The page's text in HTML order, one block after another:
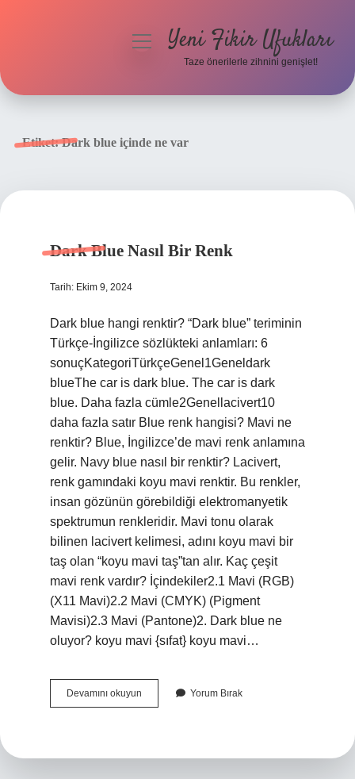
menüyüYeni Fikir Ufukları
Taze önerilerle zihnini genişlet!
Etiket:Dark blue içinde ne var
Dark Blue Nasıl Bir Renk
Tarih: Ekim 9, 2024
Dark blue hangi renktir? “Dark blue” teriminin
Türkçe-İngilizce sözlükteki anlamları: 6
sonuçKategoriTürkçeGenel1Geneldark
blueThe car is dark blue. The car is dark
blue. Daha fazla cümle2Genellacivert10
daha fazla satır Blue renk hangisi? Mavi ne
renktir? Blue, İngilizce’de mavi renk anlamına
gelir. Navy blue nasıl bir renktir? Lacivert,
renk gamındaki koyu mavi renktir. Bu renkler,
insan gözünün görebildiği elektromanyetik
spektrumun renkleridir. Mavi tonu olarak
bilinen lacivert kelimesi, adını koyu mavi bir
taş olan “koyu mavi taş”tan alır. Kaç çeşit
mavi renk vardır? İçindekiler2.1 Mavi (RGB)
(X11 Mavi)2.2 Mavi (CMYK) (Pigment
Mavisi)2.3 Mavi (Pantone)2. Dark blue ne
oluyor? koyu mavi {sıfat} koyu mavi…
Devamını okuyun
Blue
Yorum Bırak